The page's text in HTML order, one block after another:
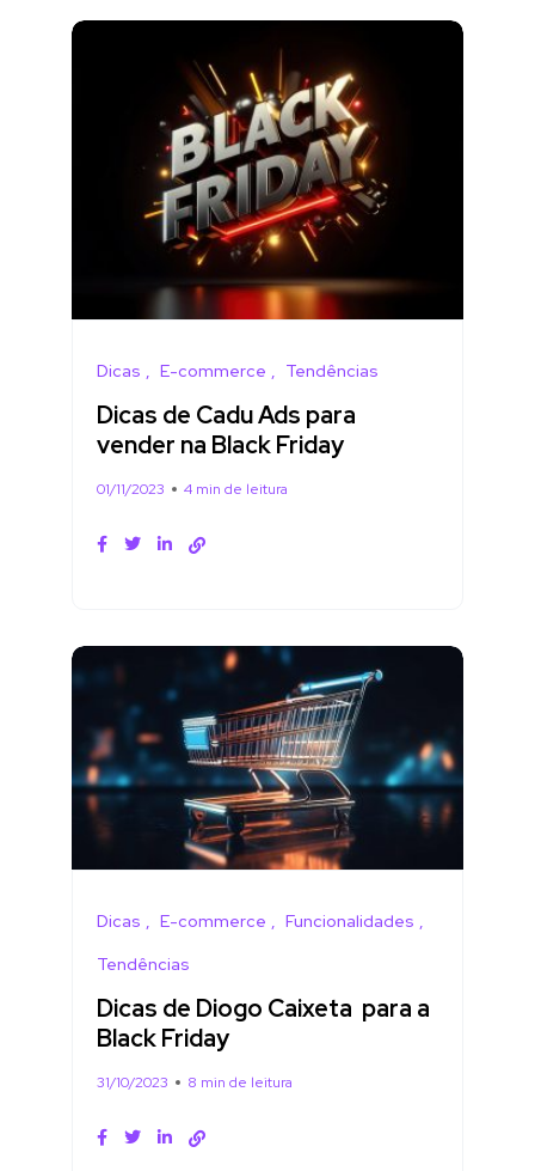
Dicas E-commerce Tendências
Dicas de Cadu Ads para
vender na Black Friday
01/11/2023 4 min de leitura
Dicas E-commerce
Funcionalidades
Tendências
Dicas de Diogo Caixeta para a
Black Friday
31/10/2023 8 min de leitura